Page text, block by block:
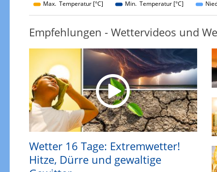
Max. Temperatur [°C]
Min. Temperatur [°C]
Empfehlungen - Wettervideos und
Wetter 16 Tage: Extremwetter!
Hitze, Dürre und gewaltige